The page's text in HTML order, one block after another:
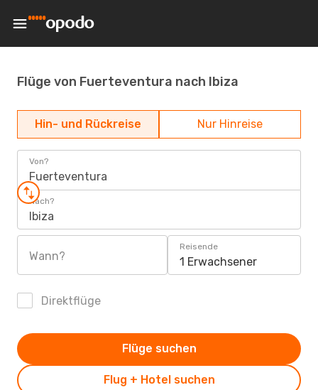
Flüge von Fuerteventura nach Ibiza
Hin- und Rückreise Nur Hinreise
Von?
Fuerteventura
Nach?
Ibiza
Wann?
Reisende
1 Erwachsener
Direktflüge
Flug + Hotel suchen
Flüge suchen